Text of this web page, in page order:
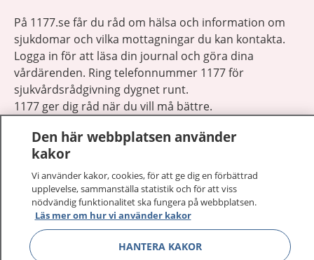
På 1177.se får du råd om hälsa och information om
sjukdomar och vilka mottagningar du kan kontakta.
Logga in för att läsa din journal och göra dina
vårdärenden. Ring telefonnummer 1177 för
sjukvårdsrådgivning dygnet runt.
1177 ger dig råd när du vill må bättre.
1177 på flera språk
Om 1177 Visa
Den här webbplatsen använder
kakor
Vi använder kakor, cookies, för att ge dig en förbättrad
upplevelse, sammanställa statistik och för att viss
nödvändig funktionalitet ska fungera på webbplatsen.
Läs mer om hur vi använder kakor
HANTERA KAKOR